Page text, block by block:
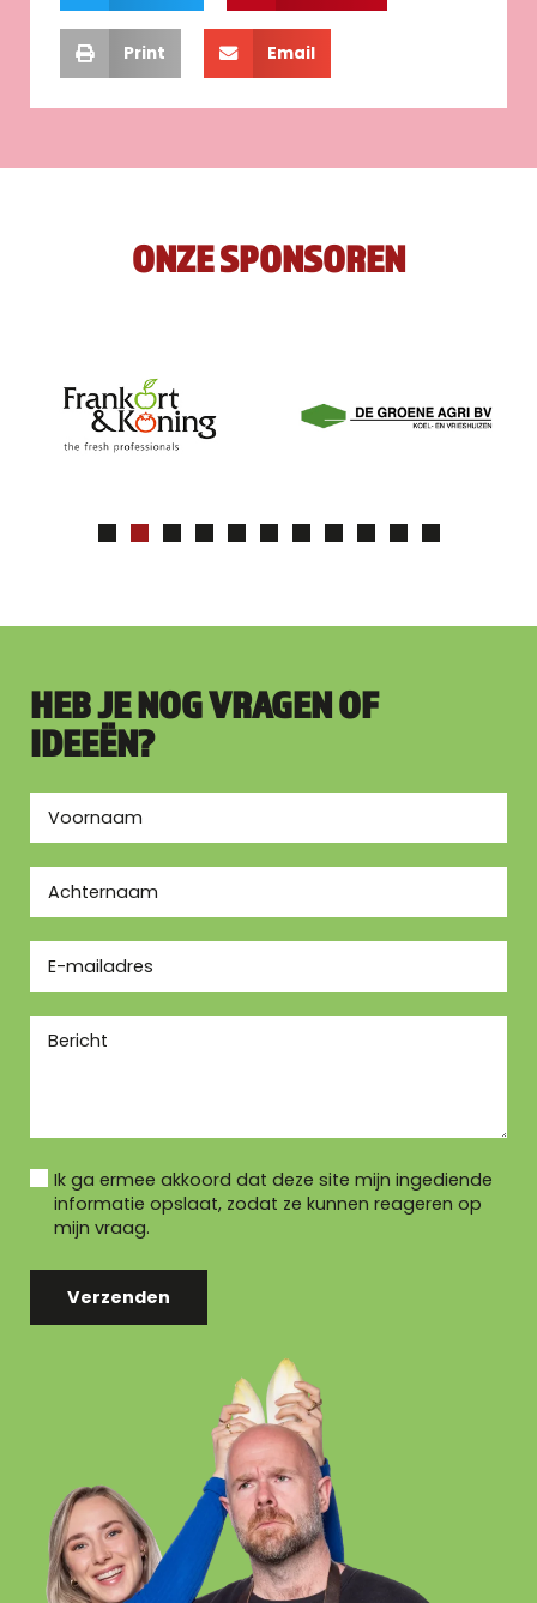
Print Email
ONZE SPONSOREN
HEB JE NOG VRAGEN OF
IDEEËN?
Ik ga ermee akkoord dat deze site mijn ingediende
informatie opslaat, zodat ze kunnen reageren op
mijn vraag.
Verzenden